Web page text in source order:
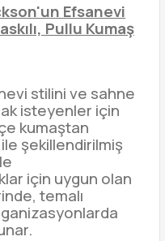
Efsanevi
Pullu Kumaş
stilini ve sahne
isteyenler için
kumaştan
şekillendirilmiş
için uygun olan
temalı